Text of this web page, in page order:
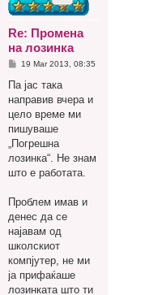
Re: Промена
на лозинка
P
s
19 Mar 2013, 08:35
Па јас така
направив вчера и
цело време ми
пишуваше
„Погрешна
лозинка“. Не знам
што е работата.
Проблем имав и
денес да се
најавам од
школскиот
компјутер, не ми
ја прифаќаше
лозинката што ти